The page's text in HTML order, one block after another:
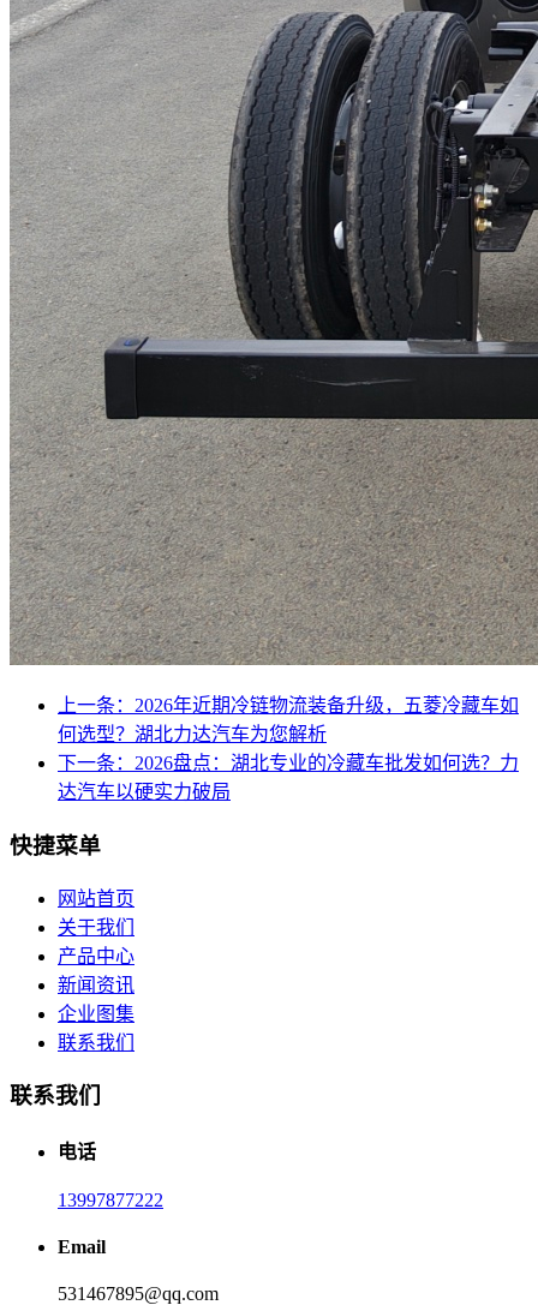
上一条：2026年近期冷链物流装备升级，五菱冷藏车如
何选型？湖北力达汽车为您解析
下一条：2026盘点：湖北专业的冷藏车批发如何选？力
达汽车以硬实力破局
快捷菜单
网站首页
关于我们
产品中心
新闻资讯
企业图集
联系我们
联系我们
电话
13997877222
Email
531467895@qq.com